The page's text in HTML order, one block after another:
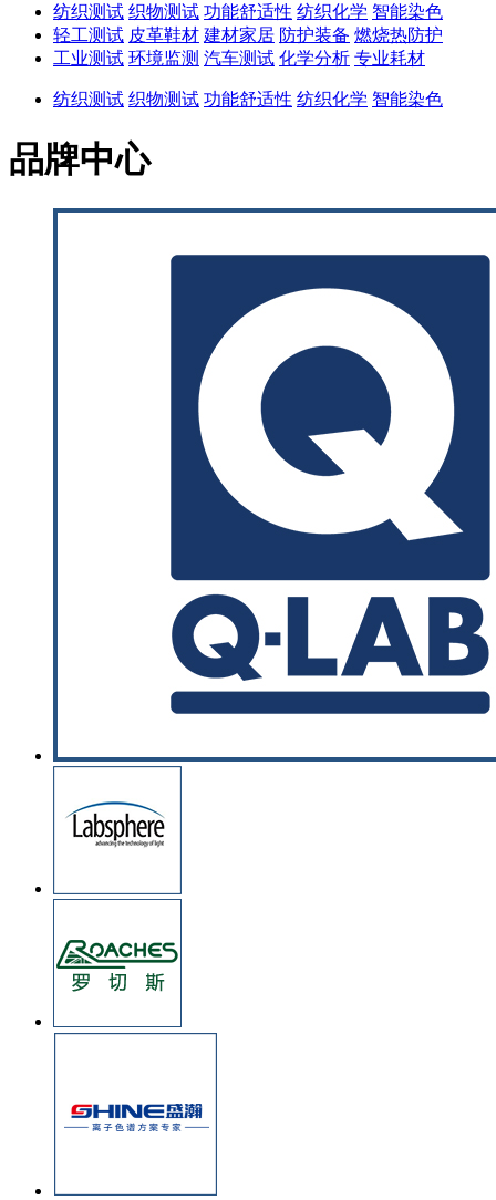
纺织测试 织物测试 功能舒适性 纺织化学 智能染色
轻工测试 皮革鞋材 建材家居 防护装备 燃烧热防护
工业测试 环境监测 汽车测试 化学分析 专业耗材
纺织测试 织物测试 功能舒适性 纺织化学 智能染色
品牌中心